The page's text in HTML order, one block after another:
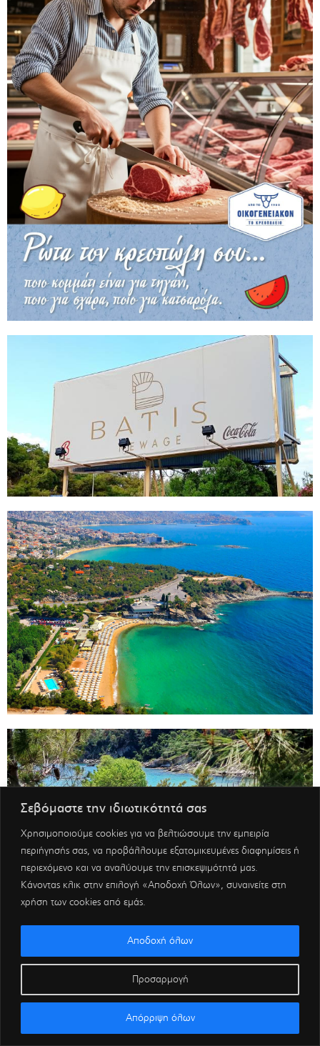
Σεβόμαστε την ιδιωτικότητά σας
Χρησιμοποιούμε cookies για να βελτιώσουμε την εμπειρία
περιήγησής σας, να προβάλλουμε εξατομικευμένες διαφημίσεις ή
περιεχόμενο και να αναλύουμε την επισκεψιμότητά μας.
Κάνοντας κλικ στην επιλογή «Αποδοχή Όλων», συναινείτε στη
χρήση των cookies από εμάς.
Προσαρμογή
Απόρριψη όλων
Αποδοχή όλων